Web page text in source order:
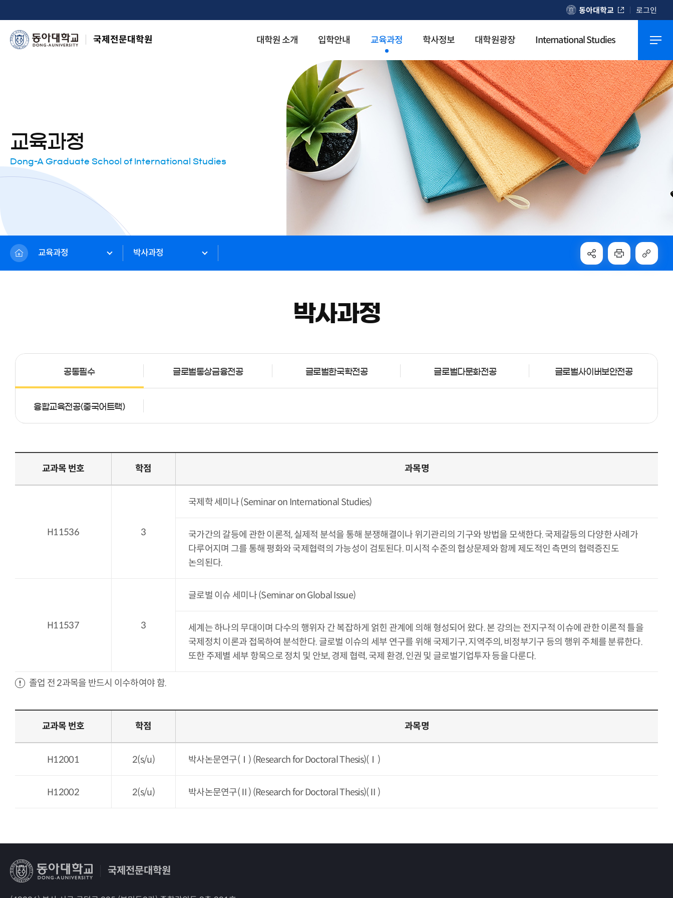
동아대학교 로그인
국제전문대학원 대학원 소개 입학안내 교육과정 학사정보 대학원광장 International Studies
교육과정
Dong-A Graduate School of International Studies
교육과정 박사과정
박사과정
공통필수 글로벌통상금융전공 글로벌한국학전공 글로벌다문화전공 글로벌사이버보안전공
융합교육전공(중국어트랙)
교과목 번호 학점 과목명
H11536 3
국제학 세미나 (Seminar on International Studies)
국가간의 갈등에 관한 이론적, 실제적 분석을 통해 분쟁해결이나 위기관리의 기구와 방법을 모색한다. 국제갈등의 다양한 사례가
다루어지며 그를 통해 평화와 국제협력의 가능성이 검토된다. 미시적 수준의 협상문제와 함께 제도적인 측면의 협력증진도
논의된다.
H11537 3
글로벌 이슈 세미나 (Seminar on Global Issue)
세계는 하나의 무대이며 다수의 행위자 간 복잡하게 얽힌 관계에 의해 형성되어 왔다. 본 강의는 전지구적 이슈에 관한 이론적 틀을
국제정치 이론과 접목하여 분석한다. 글로벌 이슈의 세부 연구를 위해 국제기구, 지역주의, 비정부기구 등의 행위 주체를 분류한다.
또한 주제별 세부 항목으로 정치 및 안보, 경제 협력, 국제 환경, 인권 및 글로벌기업투자 등을 다룬다.
졸업 전 2과목을 반드시 이수하여야 함.
교과목 번호 학점 과목명
H12001 2(s/u) 박사논문연구(Ⅰ) (Research for Doctoral Thesis)(Ⅰ)
H12002 2(s/u) 박사논문연구(Ⅱ) (Research for Doctoral Thesis)(Ⅱ)
국제전문대학원